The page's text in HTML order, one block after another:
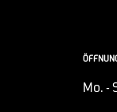
Mo. -